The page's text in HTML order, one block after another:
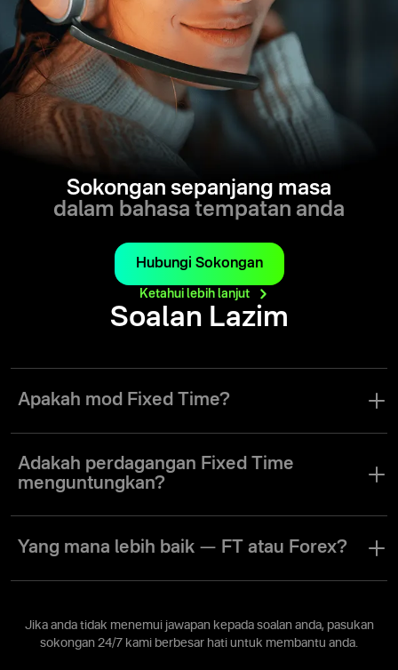
Sokongan sepanjang masa
dalam bahasa tempatan anda
Hubungi Sokongan
Ketahui lebih lanjut
Soalan Lazim
Apakah mod Fixed Time?
pedagang membuat dagangan dengan tempoh yang telah
ditetapkan, dengan julat antara lima saat sehingga sebulan.
Adakah perdagangan Fixed Time
menguntungkan?
mana-mana mod perdagangan lain. Keuntungan sebenar seorang
pedagang bergantung pada pendekatan mereka tersendiri dalam
Yang mana lebih baik — FT atau Forex?
Jika anda tidak menemui jawapan kepada soalan anda, pasukan
sokongan 24/7 kami berbesar hati untuk membantu anda.